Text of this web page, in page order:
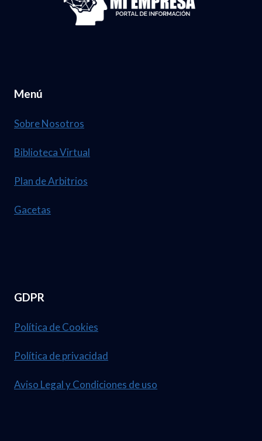
Menú
Sobre Nosotros
Biblioteca Virtual
Plan de Arbitrios
Gacetas
GDPR
Política de Cookies
Política de privacidad
Aviso Legal y Condiciones de uso